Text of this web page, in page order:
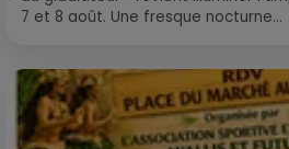
7 et 8 août. Une fresque nocturne...